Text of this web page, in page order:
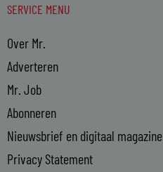
SERVICE MENU
Over Mr.
Adverteren
Mr. Job
Abonneren
Nieuwsbrief en digitaal magazine
Privacy Statement